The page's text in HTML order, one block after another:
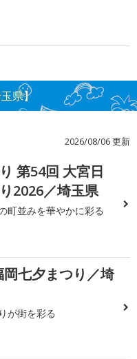
県】
2026/08/06 更新
第54回 大宮日
2026／埼玉県
町並みを華やかに彩る
七夕まつり／埼
が街を彩る